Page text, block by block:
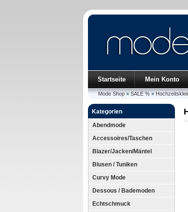
Startseite Mein Konto
Mode Shop»SALE %»
Kategorien
Abendmode
Accessoires/Taschen
Blazer/Jacken/Mäntel
Blusen / Tuniken
Curvy Mode
Dessous / Bademoden
Echtschmuck